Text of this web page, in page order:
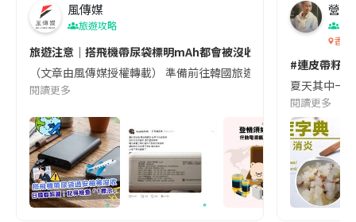
風傳媒
旅遊攻略
旅遊注意｜搭飛機帶尿袋標明mAh都會被沒收😱出發前切記檢查
（文章由風傳媒授權轉載） 準備前往韓國旅遊的民眾，近期要
閱讀更多
營養
香港
#連皮帶籽
夏天其中一
閱讀更多